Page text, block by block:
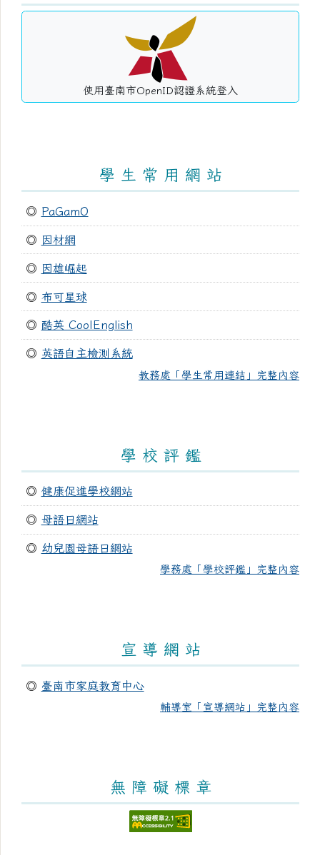
使用臺南市OpenID認證系統登入
學 生 常 用 網 站
◎ PaGamO
◎ 因材網
◎ 因雄崛起
◎ 布可星球
◎ 酷英 CoolEnglish
◎ 英語自主檢測系統
教務處「學生常用連結」完整內容
學 校 評 鑑
◎ 健康促進學校網站
◎ 母語日網站
◎ 幼兒園母語日網站
學務處「學校評鑑」完整內容
宣 導 網 站
◎ 臺南市家庭教育中心
輔導室「宣導網站」完整內容
無 障 礙 標 章